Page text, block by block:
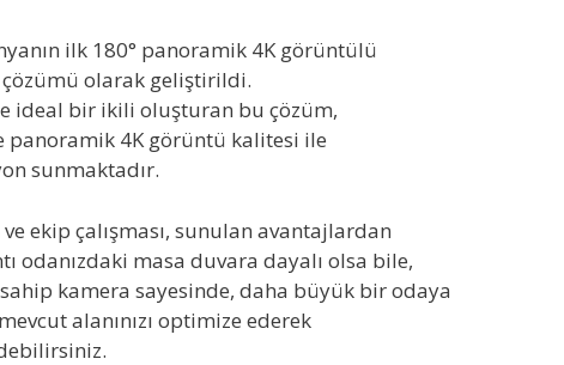
ilk 180° panoramik 4K görüntülü
çözümü olarak geliştirildi.
ideal bir ikili oluşturan bu çözüm,
panoramik 4K görüntü kalitesi ile
sunmaktadır.
ekip çalışması, sunulan avantajlardan
odanızdaki masa duvara dayalı olsa bile,
kamera sayesinde, daha büyük bir odaya
alanınızı optimize ederek